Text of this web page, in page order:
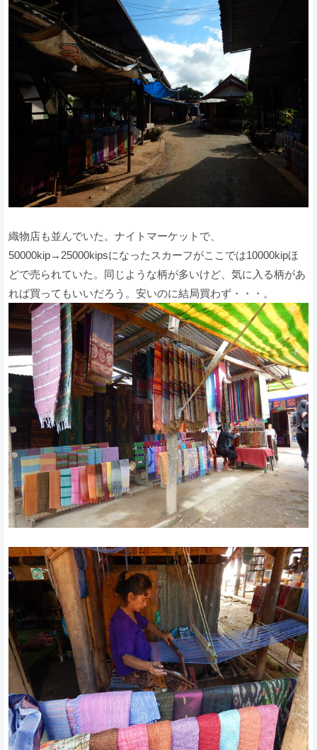
織物店も並んでいた。ナイトマーケットで、
50000kip→25000kipsになったスカーフがここでは10000kipほ
どで売られていた。同じような柄が多いけど、気に入る柄があ
れば買ってもいいだろう。安いのに結局買わず・・・。